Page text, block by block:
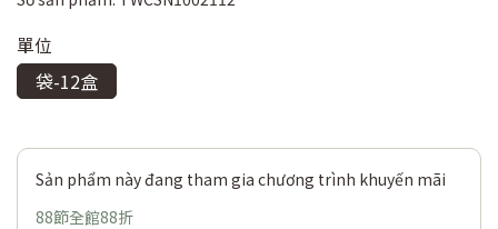
單位
袋-12盒
Sản phẩm này đang tham gia chương trình khuyến mãi
88節全館88折